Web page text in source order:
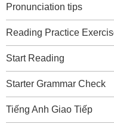
Pronunciation tips
Reading Practice
Start Reading
Starter Grammar Check
Tiếng Anh Giao Tiếp